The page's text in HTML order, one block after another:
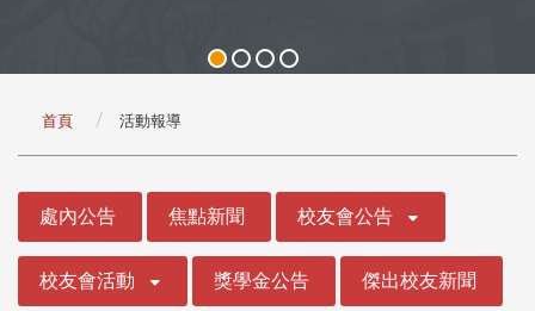
首頁 活動報導
處內公告 焦點新聞 校友會公告
校友會活動 獎學金公告 傑出校友新聞